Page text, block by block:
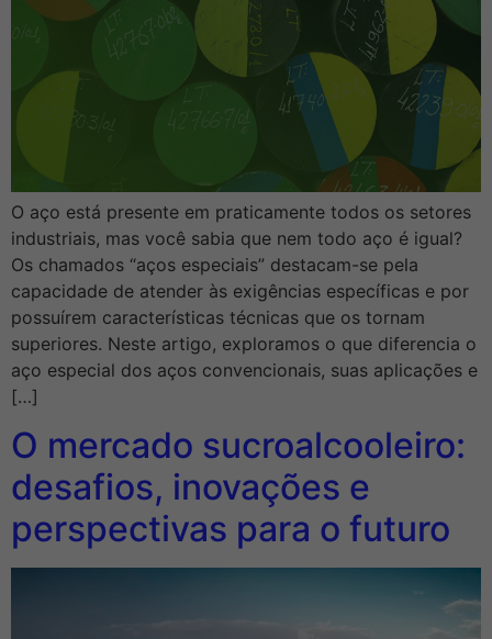
O aço está presente em praticamente todos os setores
industriais, mas você sabia que nem todo aço é igual?
Os chamados “aços especiais” destacam-se pela
capacidade de atender às exigências específicas e por
possuírem características técnicas que os tornam
superiores. Neste artigo, exploramos o que diferencia o
aço especial dos aços convencionais, suas aplicações e
[…]
O mercado sucroalcooleiro:
desafios, inovações e
perspectivas para o futuro